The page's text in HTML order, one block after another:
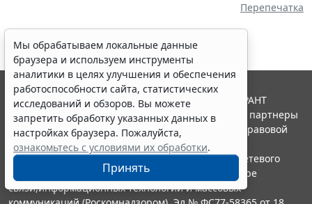
Перепечатка
Мы обрабатываем локальные данные
браузера и используем инструменты
аналитики в целях улучшения и обеспечения
работоспособности сайта, статистических
исследований и обзоров. Вы можете
запретить обработку указанных данных в
настройках браузера. Пожалуйста,
ознакомьтесь с условиями их обработки.
Принять
© ООО "НПП "ГАРАНТ-СЕРВИС", 2026. Система ГАРАНТ
выпускается с 1990 года. Компания "Гарант" и ее партнеры
являются участниками Российской ассоциации правовой
информации ГАРАНТ.
Портал ГАРАНТ.РУ зарегистрирован в качестве сетевого
издания Федеральной службой по надзору в сфере
связи,информационных технологий и массовых